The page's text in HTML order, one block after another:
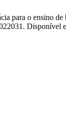
para o ensino